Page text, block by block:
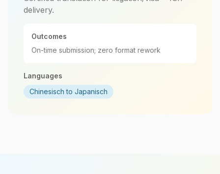
delivery.
Outcomes
On-time submission; zero format rework
Languages
Chinesisch to Japanisch